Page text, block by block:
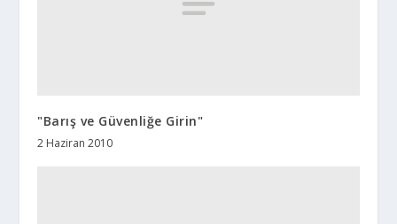
"Barış ve Güvenliğe Girin"
2 Haziran 2010